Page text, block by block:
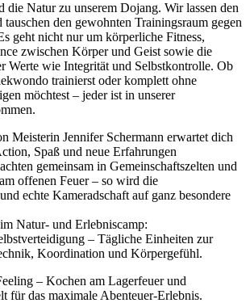
die Natur zu unserem Dojang. Wir lassen den
den gewohnten Trainingsraum gegen
geht nicht nur um körperliche Fitness,
zwischen Körper und Geist sowie die
Werte wie Integrität und Selbstkontrolle. Ob
trainierst oder komplett ohne
möchtest – jeder ist in unserer
Meisterin Jennifer Schermann erwartet dich
Spaß und neue Erfahrungen
gemeinsam in Gemeinschaftszelten und
offenen Feuer – so wird die
echte Kameradschaft auf ganz besondere
Natur- und Erlebniscamp:
– Tägliche Einheiten zur
Koordination und Körpergefühl.
– Kochen am Lagerfeuer und
für das maximale Abenteuer-Erlebnis.